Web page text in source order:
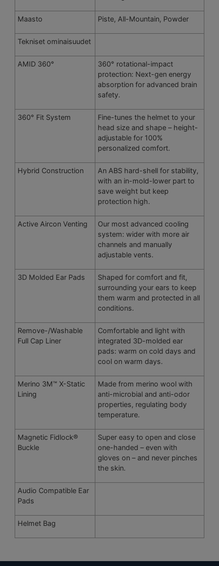
Maasto Piste, All-Mountain, Powder
Tekniset ominaisuudet
AMID 360°
360° rotational-impact
protection: Next-gen energy
absorption for advanced brain
safety.
360° Fit System
Fine-tunes the helmet to your
head size and shape – height-
adjustable for 100%
personalized comfort.
Hybrid Construction
An ABS hard-shell for stability,
with an in-mold-lower part to
save weight but keep
protection high.
Active Aircon Venting
Our most advanced cooling
system: wider with more air
channels and manually
adjustable vents.
3D Molded Ear Pads
Shaped for comfort and fit,
surrounding your ears to keep
them warm and protected in all
conditions.
Remove-/Washable
Full Cap Liner
Comfortable and light with
integrated 3D-molded ear
pads: warm on cold days and
cool on warm days.
Merino 3M™ X-Static
Lining
Made from merino wool with
anti-microbial and anti-odor
properties, regulating body
temperature.
Magnetic Fidlock®
Buckle
Super easy to open and close
one-handed – even with
gloves on – and never pinches
the skin.
Audio Compatible Ear
Pads
Helmet Bag